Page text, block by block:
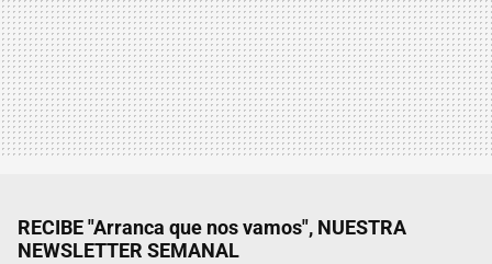
RECIBE "Arranca que nos vamos", NUESTRA
NEWSLETTER SEMANAL